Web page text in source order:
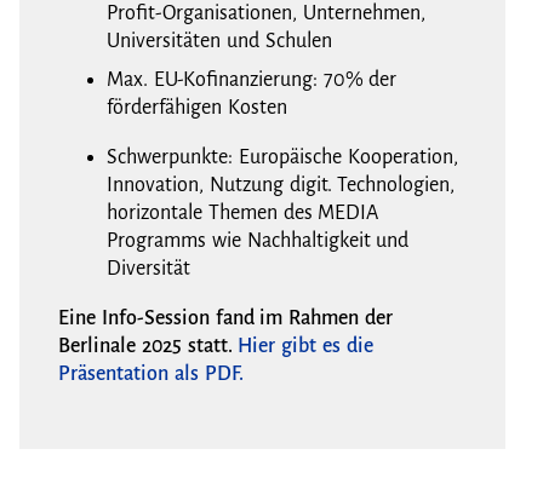
Profit-Organisationen, Unternehmen,
Universitäten und Schulen
Max. EU-Kofinanzierung: 70% der
förderfähigen Kosten
Schwerpunkte: Europäische Kooperation,
Innovation, Nutzung digit. Technologien,
horizontale Themen des MEDIA
Programms wie Nachhaltigkeit und
Diversität
Eine Info-Session fand im Rahmen der
Berlinale 2025 statt. Hier gibt es die
Präsentation als PDF.